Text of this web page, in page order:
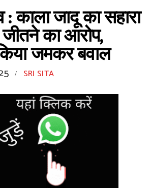
काला जादू का सहारा
का आरोप,
जमकर बवाल
/ SRI SITA